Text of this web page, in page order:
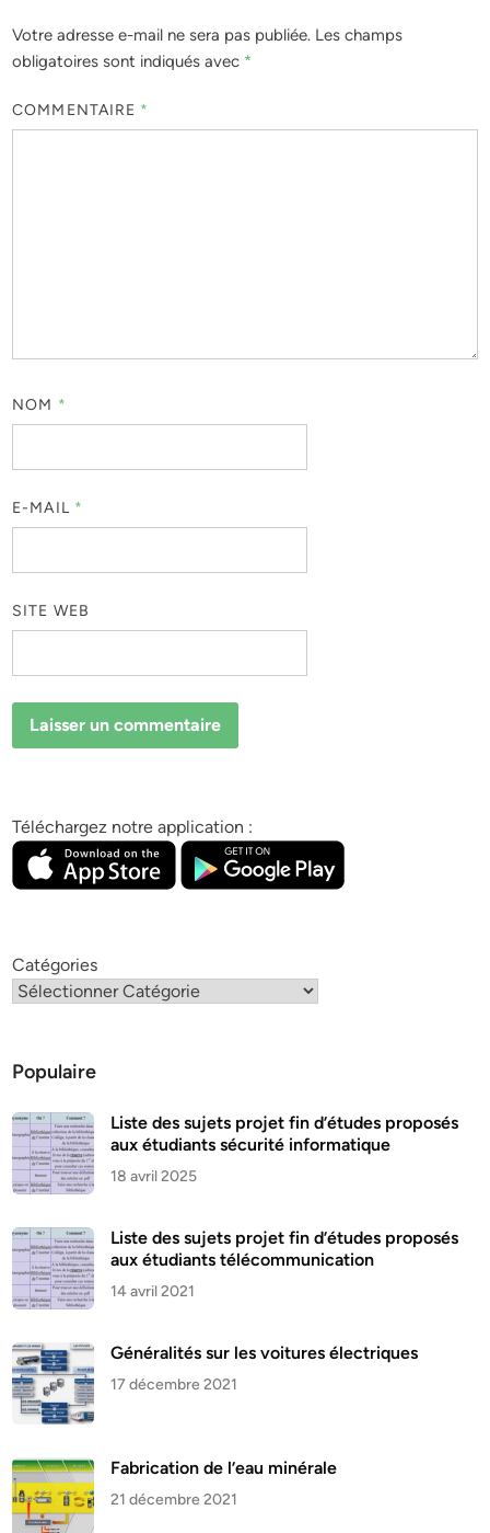
Votre adresse e-mail ne sera pas publiée. Les champs
obligatoires sont indiqués avec *
COMMENTAIRE *
NOM *
E-MAIL *
SITE WEB
Téléchargez notre application :
Catégories
Populaire
Liste des sujets projet fin d’études proposés
aux étudiants sécurité informatique
18 avril 2025
Liste des sujets projet fin d’études proposés
aux étudiants télécommunication
14 avril 2021
Généralités sur les voitures électriques
17 décembre 2021
Fabrication de l’eau minérale
21 décembre 2021